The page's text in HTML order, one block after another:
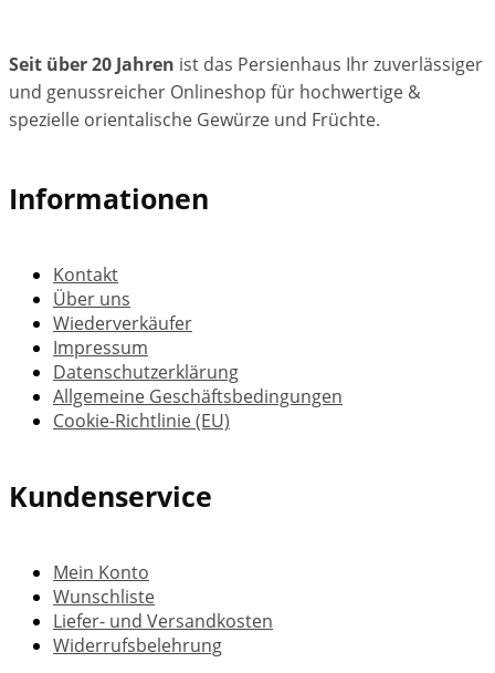
Seit über 20 Jahren ist das Persienhaus Ihr zuverlässiger
und genussreicher Onlineshop für hochwertige &
spezielle orientalische Gewürze und Früchte.
Informationen
Kontakt
Über uns
Wiederverkäufer
Impressum
Datenschutzerklärung
Allgemeine Geschäftsbedingungen
Cookie-Richtlinie (EU)
Kundenservice
Mein Konto
Wunschliste
Liefer- und Versandkosten
Widerrufsbelehrung